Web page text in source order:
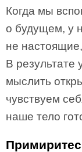
Когда мы
о будущем, у
не
В результате
мыслить
чувствуем
наше тело